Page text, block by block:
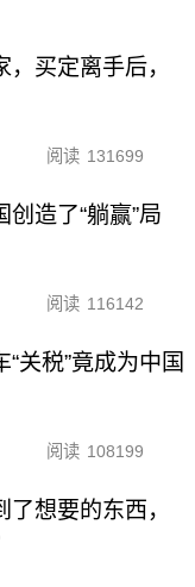
买定离手后，
阅读 131699
造了“躺赢”局
阅读 116142
关税”竟成为中国
阅读 108199
想要的东西，